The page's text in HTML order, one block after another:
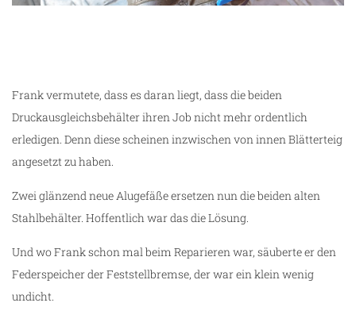
Frank vermutete, dass es daran liegt, dass die beiden
Druckausgleichsbehälter ihren Job nicht mehr ordentlich
erledigen. Denn diese scheinen inzwischen von innen Blätterteig
angesetzt zu haben.
Zwei glänzend neue Alugefäße ersetzen nun die beiden alten
Stahlbehälter. Hoffentlich war das die Lösung.
Und wo Frank schon mal beim Reparieren war, säuberte er den
Federspeicher der Feststellbremse, der war ein klein wenig
undicht.